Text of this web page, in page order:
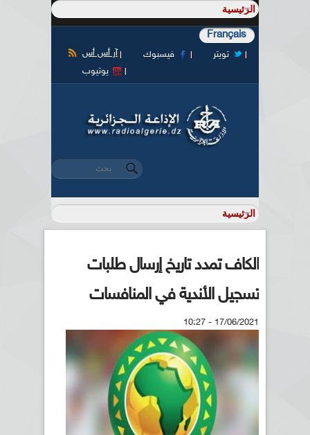
Français
آر أس أس فيسبوك
تويتر
يوتيوب
استمارة البحث
‏بحث ‏
الكاف تمدد تاريخ إرسال طلبات
تسجيل الأندية في المنافسات
17/06/2021 - 10:27